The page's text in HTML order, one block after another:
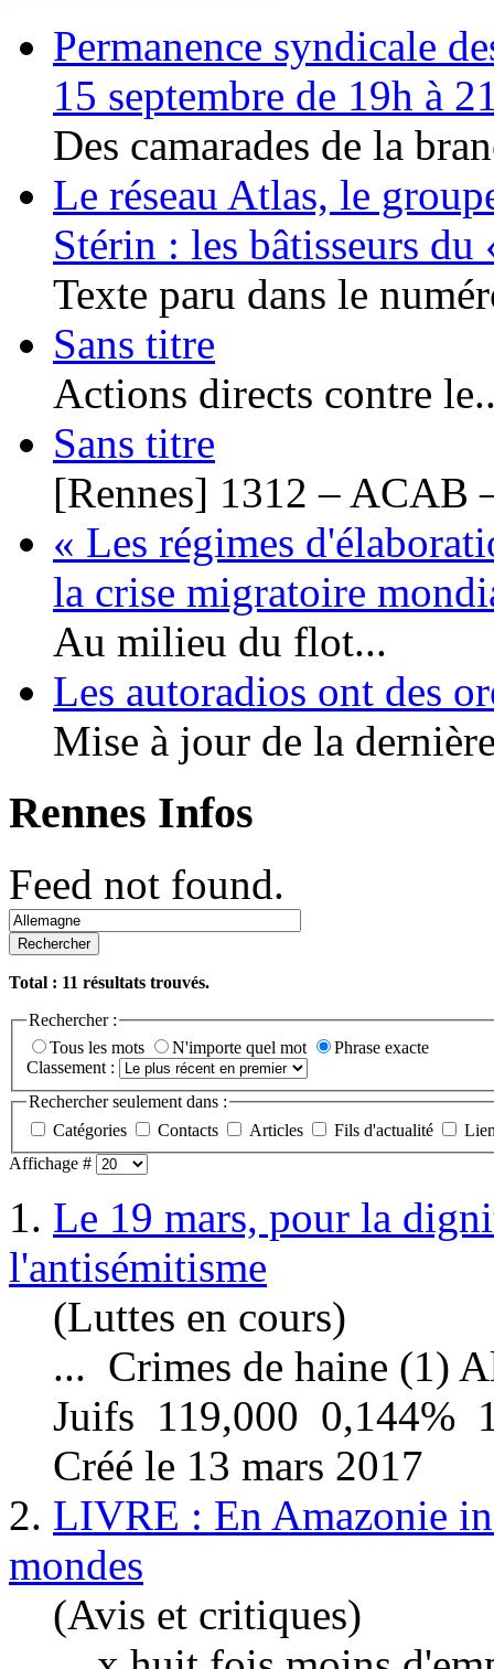
Permanence syndicale
15 septembre de 19h à
Des camarades de la
Le réseau Atlas, le
Stérin : les bâtisseurs
Texte paru dans le
Sans titre
Actions directs contre
Sans titre
[Rennes] 1312 – ACAB
« Les régimes
la crise migratoire
Au milieu du flot...
Les autoradios ont des
Mise à jour de la
Rennes Infos
Feed not found.
Rechercher
Total : 11 résultats trouvés.
Rechercher :
Tous les mots
N'importe quel mot
Phrase exacte
Classement :
Rechercher seulement dans :
Catégories
Contacts Articles Fils d'actualité
Affichage #
1. Le 19 mars, pour la
l'antisémitisme
(Luttes en cours)
... Crimes de haine (1)
Juifs 119,000 0,144%
Créé le 13 mars 2017
2. LIVRE : En Amazonie
mondes
(Avis et critiques)